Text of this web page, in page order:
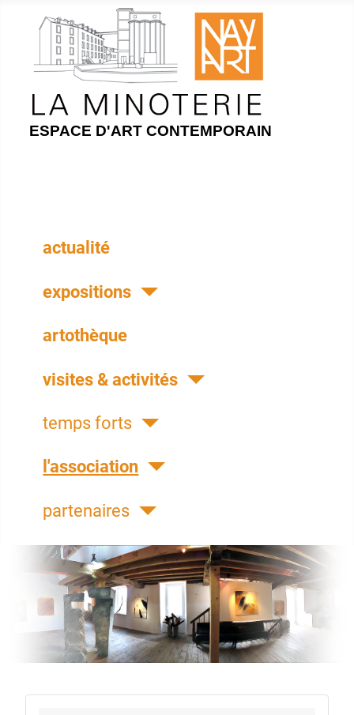
ESPACE D'ART CONTEMPORAIN
actualité
expositions
artothèque
visites & activités
temps forts
l'association
partenaires